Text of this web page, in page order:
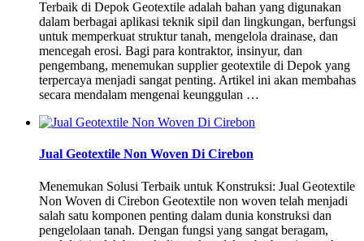
Terbaik di Depok Geotextile adalah bahan yang digunakan
dalam berbagai aplikasi teknik sipil dan lingkungan, berfungsi
untuk memperkuat struktur tanah, mengelola drainase, dan
mencegah erosi. Bagi para kontraktor, insinyur, dan
pengembang, menemukan supplier geotextile di Depok yang
terpercaya menjadi sangat penting. Artikel ini akan membahas
secara mendalam mengenai keunggulan …
Jual Geotextile Non Woven Di Cirebon
Menemukan Solusi Terbaik untuk Konstruksi: Jual Geotextile
Non Woven di Cirebon Geotextile non woven telah menjadi
salah satu komponen penting dalam dunia konstruksi dan
pengelolaan tanah. Dengan fungsi yang sangat beragam,